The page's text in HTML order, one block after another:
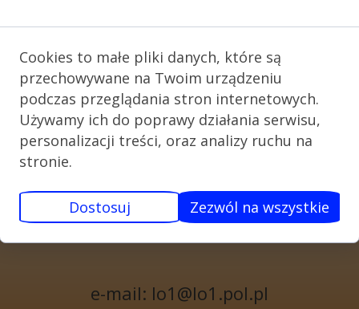
KONTAKT
e-mail: lo1@lo1.pol.pl
OGÓLNOKSZTAŁCĄCE
W BEŁCHATOWIE UL. 1 MAJA 6
97-400 BEŁCHATÓW
Cookies to małe pliki danych, które są
przechowywane na Twoim urządzeniu
podczas przeglądania stron internetowych.
Używamy ich do poprawy działania serwisu,
personalizacji treści, oraz analizy ruchu na
stronie.
Dostosuj Zezwól na wszystkie